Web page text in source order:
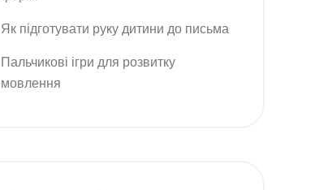
Як підготувати руку дитини до письма
Пальчикові ігри для розвитку
мовлення